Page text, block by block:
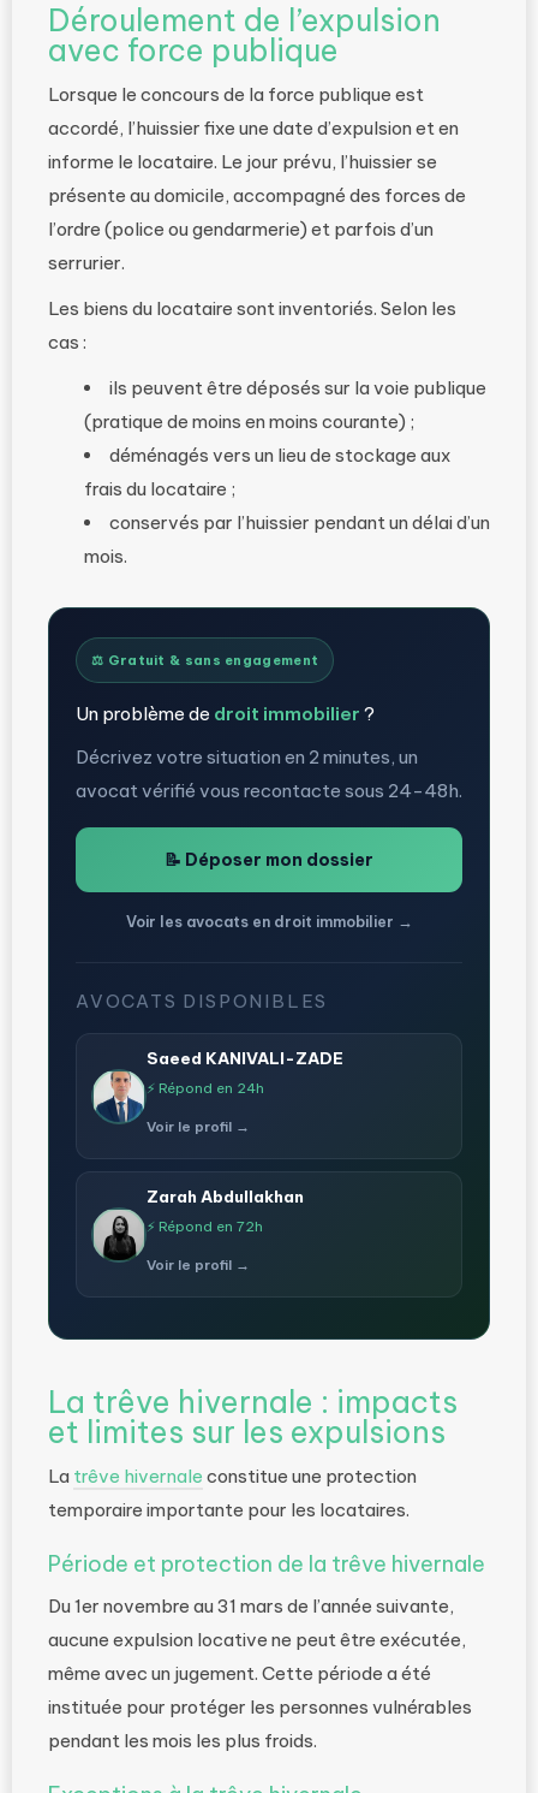
Déroulement de l’expulsion
avec force publique
Lorsque le concours de la force publique est
accordé, l’huissier fixe une date d’expulsion et en
informe le locataire. Le jour prévu, l’huissier se
présente au domicile, accompagné des forces de
l’ordre (police ou gendarmerie) et parfois d’un
serrurier.
Les biens du locataire sont inventoriés. Selon les
cas :
ils peuvent être déposés sur la voie publique
(pratique de moins en moins courante) ;
déménagés vers un lieu de stockage aux
frais du locataire ;
conservés par l’huissier pendant un délai d’un
mois.
⚖️ Gratuit & sans engagement
Un problème de droit immobilier ?
Décrivez votre situation en 2 minutes, un
avocat vérifié vous recontacte sous 24-48h.
📝 Déposer mon dossier
Voir les avocats en droit immobilier →
AVOCATS DISPONIBLES
Saeed KANIVALI-ZADE
⚡ Répond en 24h
Voir le profil →
Zarah Abdullakhan
⚡ Répond en 72h
Voir le profil →
La trêve hivernale : impacts
et limites sur les expulsions
La trêve hivernale constitue une protection
temporaire importante pour les locataires.
Période et protection de la trêve hivernale
Du 1er novembre au 31 mars de l’année suivante,
aucune expulsion locative ne peut être exécutée,
même avec un jugement. Cette période a été
instituée pour protéger les personnes vulnérables
pendant les mois les plus froids.